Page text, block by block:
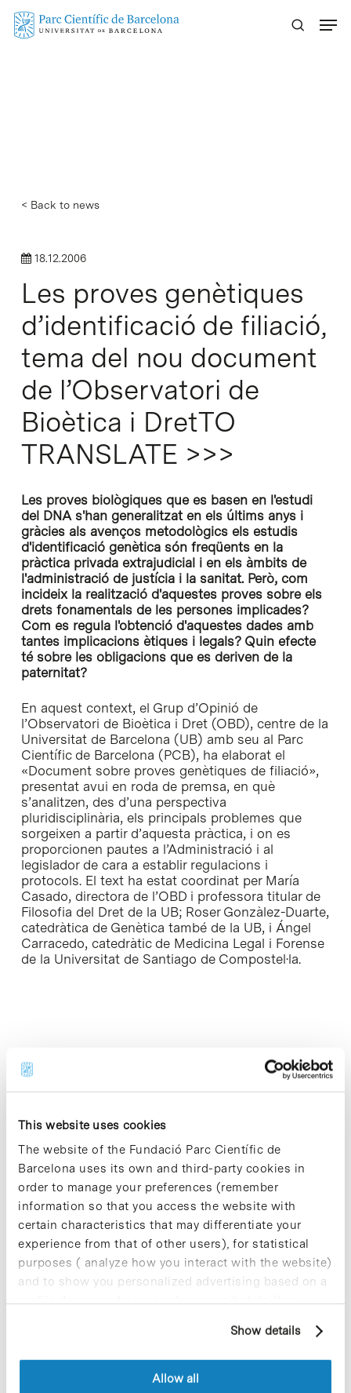
This website uses cookies
The website of the Fundació Parc Científic de
Barcelona uses its own and third-party cookies in
order to manage your preferences (remember
information so that you access the website with
certain characteristics that may differentiate your
experience from that of other users), for statistical
purposes ( analyze how you interact with the website)
and to show you personalized advertising based on a
profile drawn up from your browsing habits (for
cookies, you can consult the website's Cookie Policy.
Show details
Allow all
Skip
< Back to news
18.12.2006
Les proves genètiques
d’identificació de filiació,
tema del nou document
de l’Observatori de
Bioètica i DretTO
TRANSLATE >>>
Les proves biològiques que es basen en l'estudi
del DNA s'han generalitzat en els últims anys i
gràcies als avenços metodològics els estudis
d'identificació genètica són freqüents en la
pràctica privada extrajudicial i en els àmbits de
l'administració de justícia i la sanitat. Però, com
incideix la realització d'aquestes proves sobre els
drets fonamentals de les persones implicades?
Com es regula l'obtenció d'aquestes dades amb
tantes implicacions ètiques i legals? Quin efecte
té sobre les obligacions que es deriven de la
paternitat?
En aquest context, el Grup d’Opinió de
l’Observatori de Bioètica i Dret (OBD), centre de la
Universitat de Barcelona (UB) amb seu al Parc
Científic de Barcelona (PCB), ha elaborat el
«Document sobre proves genètiques de filiació»,
presentat avui en roda de premsa, en què
s’analitzen, des d’una perspectiva
pluridisciplinària, els principals problemes que
sorgeixen a partir d’aquesta pràctica, i on es
proporcionen pautes a l’Administració i al
legislador de cara a establir regulacions i
protocols. El text ha estat coordinat per María
Casado, directora de l’OBD i professora titular de
Filosofia del Dret de la UB; Roser Gonzàlez-Duarte,
catedràtica de Genètica també de la UB, i Ángel
Carracedo, catedràtic de Medicina Legal i Forense
de la Universitat de Santiago de Compostel·la.
Most viewed news
Collective projects are enriching.
Participate and make the PCB more